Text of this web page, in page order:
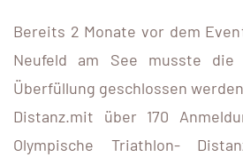
Bereits 2 Monate vor dem
Neufeld am See musste die
Überfüllung geschlossen
Distanz.mit über 170
Olympische Triathlon-